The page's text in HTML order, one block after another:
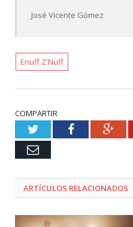
José Vicente Gómez
Enuff Z'Nuff
COMPARTIR
TwitterFacebook
Email
ARTÍCULOS RELACIONADOS